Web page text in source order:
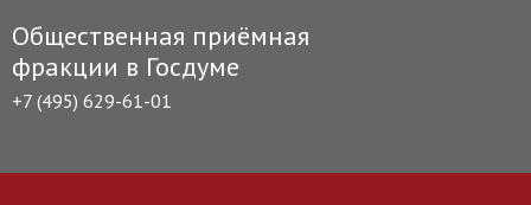
Общественная приёмная
фракции в Госдуме
+7 (495) 629-61-01